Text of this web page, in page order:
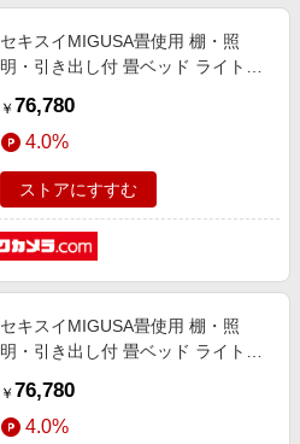
セキスイMIGUSA畳使用 棚・照
明・引き出し付 畳ベッド ライトブ
ルサイズ]
￥ 76,780
4.0%
ストアにすすむ
セキスイMIGUSA畳使用 棚・照
明・引き出し付 畳ベッド ライトブ
ルサイズ]
￥ 76,780
4.0%